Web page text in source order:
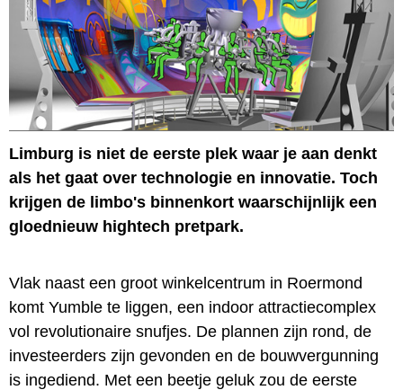
Limburg is niet de eerste plek waar je aan denkt
als het gaat over technologie en innovatie. Toch
krijgen de limbo's binnenkort waarschijnlijk een
gloednieuw hightech pretpark.
Vlak naast een groot winkelcentrum in Roermond
komt Yumble te liggen, een indoor attractiecomplex
vol revolutionaire snufjes. De plannen zijn rond, de
investeerders zijn gevonden en de bouwvergunning
is ingediend. Met een beetje geluk zou de eerste